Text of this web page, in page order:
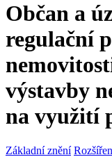
Občan a
regulační
výstavby
na využití
Základní znění